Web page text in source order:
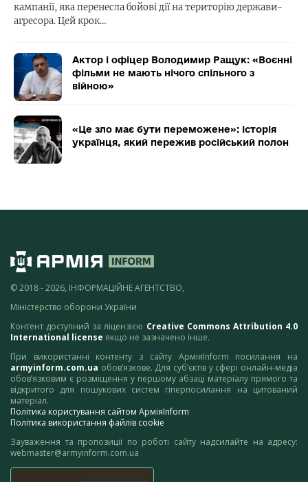
кампанії, яка перенесла бойові дії на територію держави-
агресора. Цей крок…
Актор і офіцер Володимир Ращук: «Воєнні
фільми не мають нічого спільного з
війною»
«Це зло має бути переможене»: історія
українця, який пережив російський полон
© 2018 - 2026, ІНФОРМАЦІЙНЕ АГЕНТСТВО,
Міністерство оборони України
Контент доступний за ліцензією Creative Commons Attribution 4.0
International license якщо не зазначено інше.
При використанні контенту з сайту АрміяInform посилання на
armyinform.com.ua обов’язкове. Для суб’єктів у сфері онлайн-медіа
обов’язковим є розміщення у першому абзаці матеріалу прямого та
відкритого для пошукових систем гіперпосилання на цитований
матеріал.
Політика користування сайтом АрміяInform
Політика використання файлів cookie
Зауваження та пропозиції по роботі сайту надсилайте на адресу:
webmaster@armyinform.com.ua